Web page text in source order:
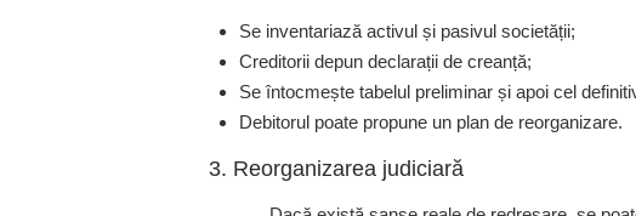
Se inventariază activul și pasivul societății;
Creditorii depun declarații de creanță;
Se întocmește tabelul preliminar și apoi cel
Debitorul poate propune un plan de reorganizare.
3. Reorganizarea judiciară